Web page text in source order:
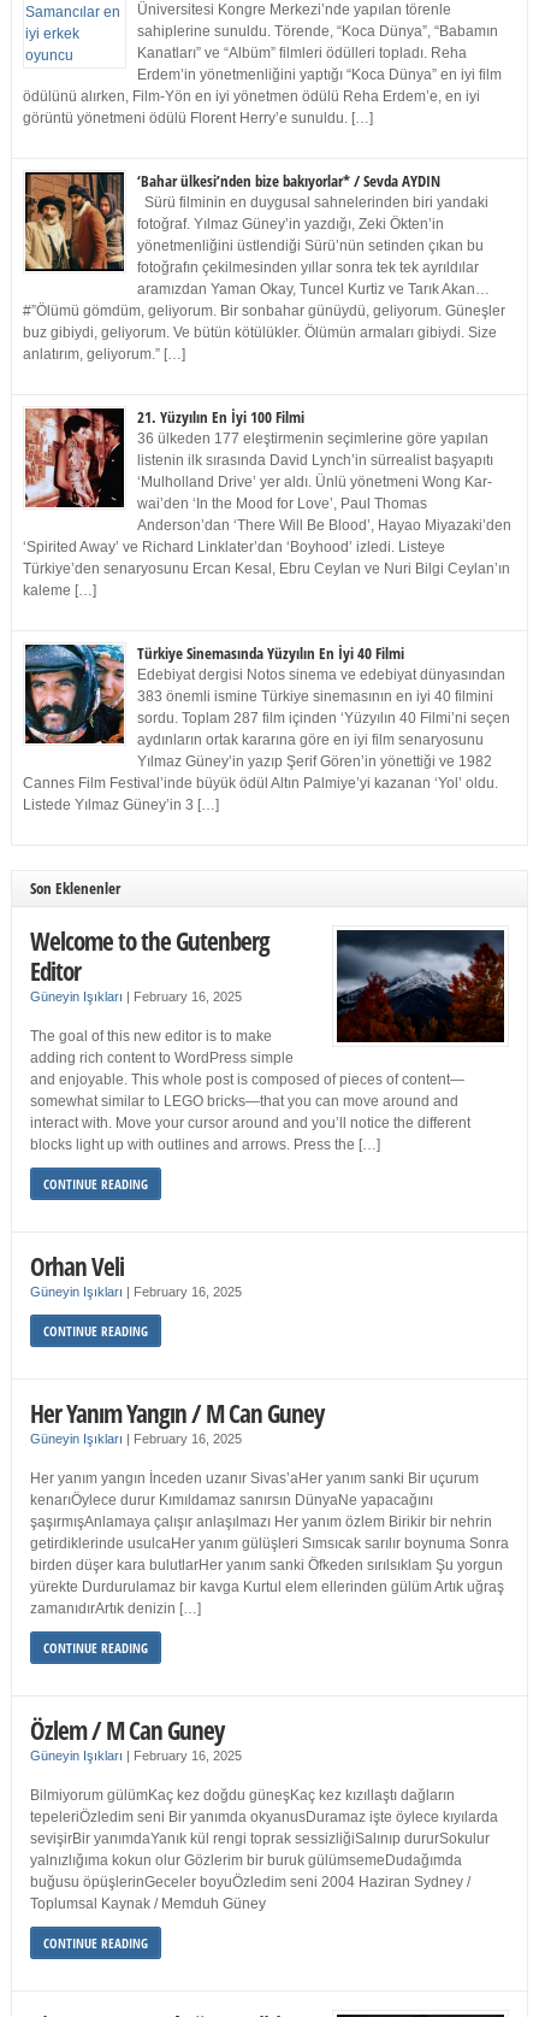
Üniversitesi Kongre Merkezi’nde yapılan törenle
sahiplerine sunuldu. Törende, “Koca Dünya”, “Babamın
Kanatları” ve “Albüm” filmleri ödülleri topladı. Reha
Erdem’in yönetmenliğini yaptığı “Koca Dünya” en iyi film
ödülünü alırken, Film-Yön en iyi yönetmen ödülü Reha Erdem’e, en iyi
görüntü yönetmeni ödülü Florent Herry’e sunuldu. […]
‘Bahar ülkesi’nden bize bakıyorlar* / Sevda AYDIN
Sürü filminin en duygusal sahnelerinden biri yandaki
fotoğraf. Yılmaz Güney’in yazdığı, Zeki Ökten’in
yönetmenliğini üstlendiği Sürü’nün setinden çıkan bu
fotoğrafın çekilmesinden yıllar sonra tek tek ayrıldılar
aramızdan Yaman Okay, Tuncel Kurtiz ve Tarık Akan…
#”Ölümü gömdüm, geliyorum. Bir sonbahar günüydü, geliyorum. Güneşler
buz gibiydi, geliyorum. Ve bütün kötülükler. Ölümün armaları gibiydi. Size
anlatırım, geliyorum.” […]
21. Yüzyılın En İyi 100 Filmi
36 ülkeden 177 eleştirmenin seçimlerine göre yapılan
listenin ilk sırasında David Lynch’in sürrealist başyapıtı
‘Mulholland Drive’ yer aldı. Ünlü yönetmeni Wong Kar-
wai’den ‘In the Mood for Love’, Paul Thomas
Anderson’dan ‘There Will Be Blood’, Hayao Miyazaki’den
‘Spirited Away’ ve Richard Linklater’dan ‘Boyhood’ izledi. Listeye
Türkiye’den senaryosunu Ercan Kesal, Ebru Ceylan ve Nuri Bilgi Ceylan’ın
kaleme […]
Türkiye Sinemasında Yüzyılın En İyi 40 Filmi
Edebiyat dergisi Notos sinema ve edebiyat dünyasından
383 önemli ismine Türkiye sinemasının en iyi 40 filmini
sordu. Toplam 287 film içinden ‘Yüzyılın 40 Filmi’ni seçen
aydınların ortak kararına göre en iyi film senaryosunu
Yılmaz Güney’in yazıp Şerif Gören’in yönettiği ve 1982
Cannes Film Festival’inde büyük ödül Altın Palmiye’yi kazanan ‘Yol’ oldu.
Listede Yılmaz Güney’in 3 […]
Son Eklenenler
Welcome to the Gutenberg
Editor
Güneyin Işıkları | February 16, 2025
The goal of this new editor is to make
adding rich content to WordPress simple
and enjoyable. This whole post is composed of pieces of content—
somewhat similar to LEGO bricks—that you can move around and
interact with. Move your cursor around and you’ll notice the different
blocks light up with outlines and arrows. Press the […]
CONTINUE READING
Orhan Veli
Güneyin Işıkları | February 16, 2025
CONTINUE READING
Her Yanım Yangın / M Can Guney
Güneyin Işıkları | February 16, 2025
Her yanım yangın İnceden uzanır Sivas’aHer yanım sanki Bir uçurum
kenarıÖylece durur Kımıldamaz sanırsın DünyaNe yapacağını
şaşırmışAnlamaya çalışır anlaşılmazı Her yanım özlem Birikir bir nehrin
getirdiklerinde usulcaHer yanım gülüşleri Sımsıcak sarılır boynuma Sonra
birden düşer kara bulutlarHer yanım sanki Öfkeden sırılsıklam Şu yorgun
yürekte Durdurulamaz bir kavga Kurtul elem ellerinden gülüm Artık uğraş
zamanıdırArtık denizin […]
CONTINUE READING
Özlem / M Can Guney
Güneyin Işıkları | February 16, 2025
Bilmiyorum gülümKaç kez doğdu güneşKaç kez kızıllaştı dağların
tepeleriÖzledim seni Bir yanımda okyanusDuramaz işte öylece kıyılarda
sevişirBir yanımdaYanık kül rengi toprak sessizliğiSalınıp dururSokulur
yalnızlığıma kokun olur Gözlerim bir buruk gülümsemeDudağımda
buğusu öpüşlerinGeceler boyuÖzledim seni 2004 Haziran Sydney /
Toplumsal Kaynak / Memduh Güney
CONTINUE READING